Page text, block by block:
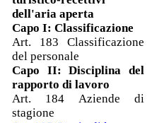
dell'aria aperta
Capo I: Classificazione
Art. 183 Classificazione
del personale
Capo II: Disciplina del
rapporto di lavoro
Art. 184 Aziende di
stagione